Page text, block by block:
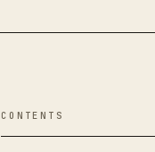
CONTENTS